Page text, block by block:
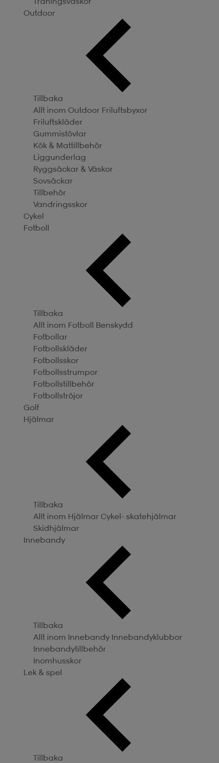
Outdoor
Tillbaka
Allt inom Outdoor Friluftsbyxor
Friluftskläder
Gummistövlar
Kök & Mattillbehör
Liggunderlag
Ryggsäckar & Väskor
Sovsäckar
Tillbehör
Vandringsskor
Cykel
Fotboll
Tillbaka
Allt inom Fotboll Benskydd
Fotbollar
Fotbollskläder
Fotbollsskor
Fotbollsstrumpor
Fotbollstillbehör
Fotbollströjor
Golf
Hjälmar
Tillbaka
Allt inom Hjälmar Cykel- skatehjälmar
Skidhjälmar
Innebandy
Tillbaka
Allt inom Innebandy Innebandyklubbor
Innebandytillbehör
Inomhusskor
Lek & spel
Tillbaka